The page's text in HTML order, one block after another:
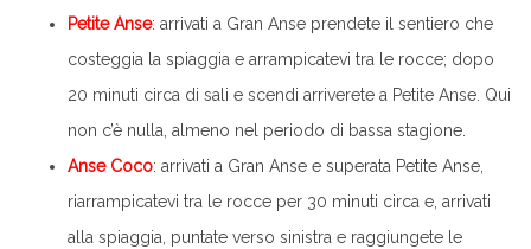
Petite Anse: arrivati a Gran Anse prendete il sentiero che
costeggia la spiaggia e arrampicatevi tra le rocce; dopo
20 minuti circa di sali e scendi arriverete a Petite Anse. Qui
non c’è nulla, almeno nel periodo di bassa stagione.
Anse Coco: arrivati a Gran Anse e superata Petite Anse,
riarrampicatevi tra le rocce per 30 minuti circa e, arrivati
alla spiaggia, puntate verso sinistra e raggiungete le